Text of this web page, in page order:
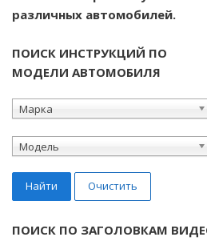
различных автомобилей.
ПОИСК ИНСТРУКЦИЙ ПО
МОДЕЛИ АВТОМОБИЛЯ
Марка
Модель
Найти Очистить
ПОИСК ПО ЗАГОЛОВКАМ